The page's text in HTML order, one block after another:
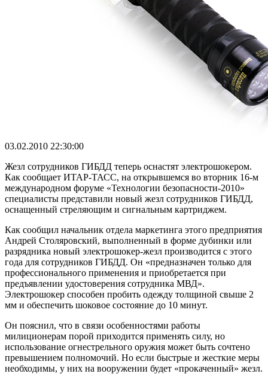
03.02.2010 22:30:00
Жезл сотрудников ГИБДД теперь оснастят электрошокером.
Как сообщает ИТАР-ТАСС, на открывшемся во вторник 16-м
международном форуме «Технологии безопасности-2010»
специалисты представили новый жезл сотрудников ГИБДД,
оснащенный стреляющим и сигнальным картриджем.
Как сообщил начальник отдела маркетинга этого предприятия
Андрей Столяровский, выполненный в форме дубинки или
разрядника новый электрошокер-жезл производится с этого
года для сотрудников ГИБДД. Он «предназначен только для
профессионального применения и приобретается при
предъявлении удостоверения сотрудника МВД».
Электрошокер способен пробить одежду толщиной свыше 2
мм и обеспечить шоковое состояние до 10 минут.
Он пояснил, что в связи особенностями работы
милиционерам порой приходится применять силу, но
использование огнестрельного оружия может быть сочтено
превышением полномочий. Но если быстрые и жесткие меры
необходимы, у них на вооружении будет «прокаченный» жезл.